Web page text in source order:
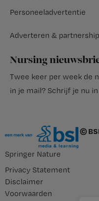
Personeeladvertentie
Adverteren &
Nursing
Twee keer per week de
in je mail? Schrijf je nu
©
Springer Nature
Privacy Statement
Disclaimer
Voorwaarden